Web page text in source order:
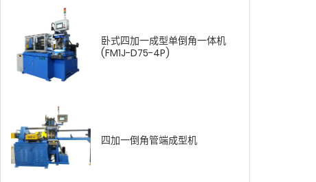
卧式四加一成型单倒角一体机
(FM1J-D75-4P)
四加一倒角管端成型机